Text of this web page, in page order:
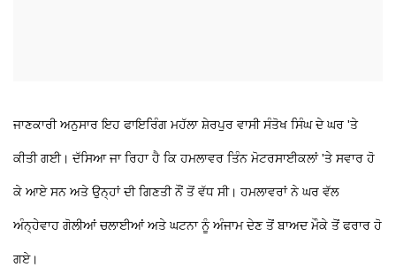
ਜਾਣਕਾਰੀ ਅਨੁਸਾਰ ਇਹ ਫਾਇਰਿੰਗ ਮਹੱਲਾ ਸ਼ੇਰਪੁਰ ਵਾਸੀ ਸੰਤੋਖ ਸਿੰਘ ਦੇ ਘਰ 'ਤੇ
ਕੀਤੀ ਗਈ। ਦੱਸਿਆ ਜਾ ਰਿਹਾ ਹੈ ਕਿ ਹਮਲਾਵਰ ਤਿੰਨ ਮੋਟਰਸਾਈਕਲਾਂ 'ਤੇ ਸਵਾਰ ਹੋ
ਕੇ ਆਏ ਸਨ ਅਤੇ ਉਨ੍ਹਾਂ ਦੀ ਗਿਣਤੀ ਨੌਂ ਤੋਂ ਵੱਧ ਸੀ। ਹਮਲਾਵਰਾਂ ਨੇ ਘਰ ਵੱਲ
ਅੰਨ੍ਹੇਵਾਹ ਗੋਲੀਆਂ ਚਲਾਈਆਂ ਅਤੇ ਘਟਨਾ ਨੂੰ ਅੰਜਾਮ ਦੇਣ ਤੋਂ ਬਾਅਦ ਮੌਕੇ ਤੋਂ ਫਰਾਰ ਹੋ
ਗਏ।